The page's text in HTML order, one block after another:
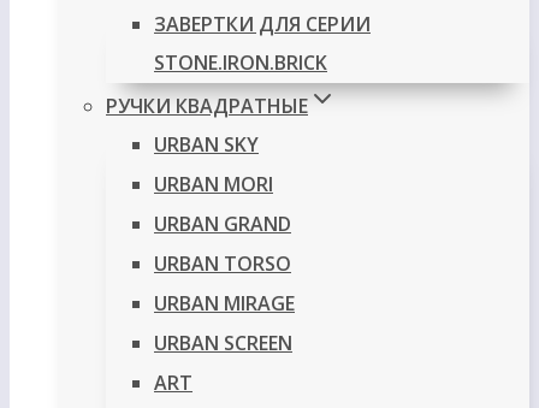
ЗАВЕРТКИ ДЛЯ СЕРИИ
STONE.IRON.BRICK
РУЧКИ КВАДРАТНЫЕ
URBAN SKY
URBAN MORI
URBAN GRAND
URBAN TORSO
URBAN MIRAGE
URBAN SCREEN
ART